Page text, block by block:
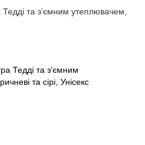
та зʼємним утеплювачем,